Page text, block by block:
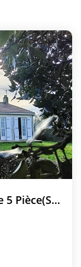
Maison Bourg Corcoué Sur Logne 5 Pièce(s) 122 M2